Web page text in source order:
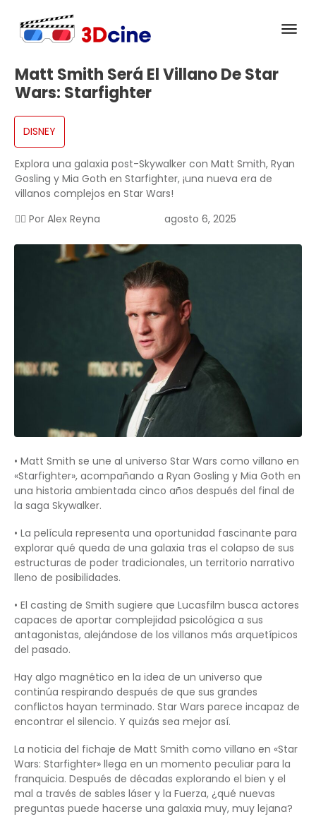
Matt Smith Será El Villano De Star
Wars: Starfighter
DISNEY
Explora una galaxia post-Skywalker con Matt Smith, Ryan
Gosling y Mia Goth en Starfighter, ¡una nueva era de
villanos complejos en Star Wars!
✍🏻 Por Alex Reyna agosto 6, 2025
• Matt Smith se une al universo Star Wars como villano en
«Starfighter», acompañando a Ryan Gosling y Mia Goth en
una historia ambientada cinco años después del final de
la saga Skywalker.
• La película representa una oportunidad fascinante para
explorar qué queda de una galaxia tras el colapso de sus
estructuras de poder tradicionales, un territorio narrativo
lleno de posibilidades.
• El casting de Smith sugiere que Lucasfilm busca actores
capaces de aportar complejidad psicológica a sus
antagonistas, alejándose de los villanos más arquetípicos
del pasado.
Hay algo magnético en la idea de un universo que
continúa respirando después de que sus grandes
conflictos hayan terminado. Star Wars parece incapaz de
encontrar el silencio. Y quizás sea mejor así.
La noticia del fichaje de Matt Smith como villano en «Star
Wars: Starfighter» llega en un momento peculiar para la
franquicia. Después de décadas explorando el bien y el
mal a través de sables láser y la Fuerza, ¿qué nuevas
preguntas puede hacerse una galaxia muy, muy lejana?